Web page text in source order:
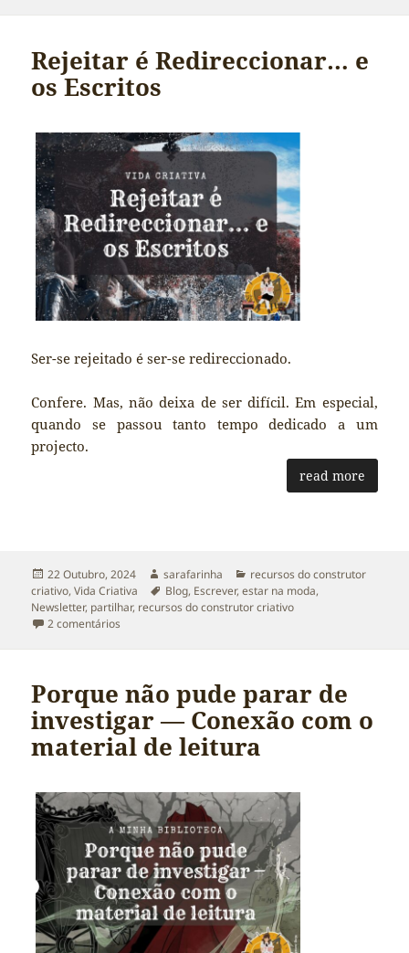
Rejeitar é Redireccionar… e
os Escritos
Ser-se rejeitado é ser-se redireccionado.
Confere. Mas, não deixa de ser difícil. Em especial,
quando se passou tanto tempo dedicado a um
projecto.
read more
Publicado
a
22 Outubro, 2024 Autor
sarafarinha Categorias
recursos do construtor
criativo,Vida Criativa Etiquetas
Blog, Escrever,estar na moda,
Newsletter, partilhar, recursos do construtor criativo
2 comentários
Porque não pude parar de
investigar — Conexão com o
material de leitura